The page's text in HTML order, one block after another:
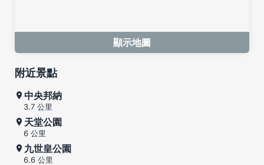
顯示地圖
附近景點
中央邦納
3.7 公里
天堂公園
6 公里
九世皇公園
6.6 公里